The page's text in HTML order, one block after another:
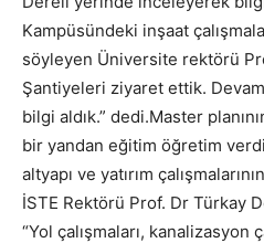
Kampüsündeki inşaat
söyleyen Üniversite rektörü
Şantiyeleri ziyaret ettik.
bilgi aldık.” dedi.Master
bir yandan eğitim öğretim
altyapı ve yatırım
İSTE Rektörü Prof. Dr Türkay
“Yol çalışmaları, kanalizasyon